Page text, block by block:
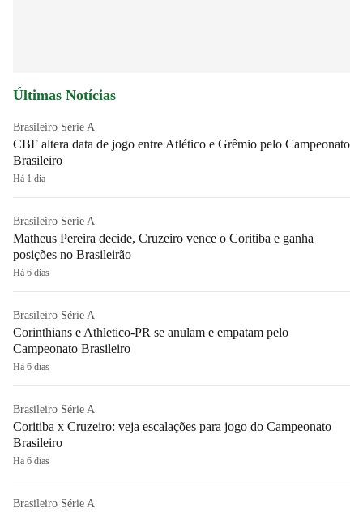
Últimas Notícias
Brasileiro Série A
CBF altera data de jogo entre Atlético e Grêmio pelo Campeonato
Brasileiro
Há 1 dia
Brasileiro Série A
Matheus Pereira decide, Cruzeiro vence o Coritiba e ganha
posições no Brasileirão
Há 6 dias
Brasileiro Série A
Corinthians e Athletico-PR se anulam e empatam pelo
Campeonato Brasileiro
Há 6 dias
Brasileiro Série A
Coritiba x Cruzeiro: veja escalações para jogo do Campeonato
Brasileiro
Há 6 dias
Brasileiro Série A